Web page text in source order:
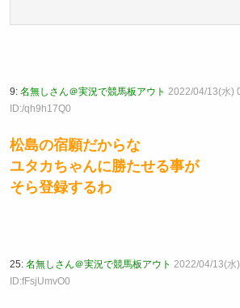
9: 名無しさん＠実況で競馬板アウト 2022/04/13(水)
ID:/qh9h17Q0
松島の宿願だからな
ユタカちゃんに勝たせる事が
そら登録するわ
25: 名無しさん＠実況で競馬板アウト 2022/04/13(水
ID:fFsjUmvO0